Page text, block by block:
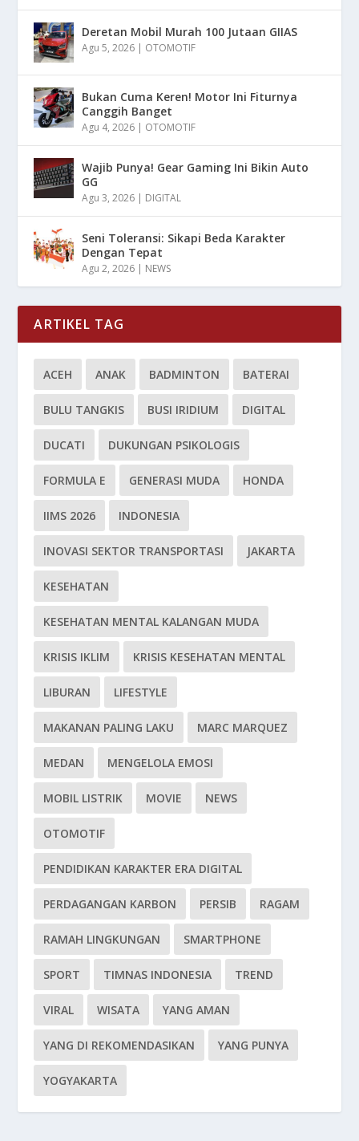
Deretan Mobil Murah 100 Jutaan GIIAS
Agu 5, 2026 | OTOMOTIF
Bukan Cuma Keren! Motor Ini Fiturnya
Canggih Banget
Agu 4, 2026 | OTOMOTIF
Wajib Punya! Gear Gaming Ini Bikin Auto
GG
Agu 3, 2026 | DIGITAL
Seni Toleransi: Sikapi Beda Karakter
Dengan Tepat
Agu 2, 2026 | NEWS
ARTIKEL TAG
ACEH ANAK BADMINTON BATERAI
BULU TANGKIS BUSI IRIDIUM DIGITAL
DUCATI DUKUNGAN PSIKOLOGIS
FORMULA E GENERASI MUDA HONDA
IIMS 2026 INDONESIA
INOVASI SEKTOR TRANSPORTASI JAKARTA
KESEHATAN
KESEHATAN MENTAL KALANGAN MUDA
KRISIS IKLIM KRISIS KESEHATAN MENTAL
LIBURAN LIFESTYLE
MAKANAN PALING LAKU MARC MARQUEZ
MEDAN MENGELOLA EMOSI
MOBIL LISTRIK MOVIE NEWS
OTOMOTIF
PENDIDIKAN KARAKTER ERA DIGITAL
PERDAGANGAN KARBON PERSIB RAGAM
RAMAH LINGKUNGAN SMARTPHONE
SPORT TIMNAS INDONESIA TREND
VIRAL WISATA YANG AMAN
YANG DI REKOMENDASIKAN YANG PUNYA
YOGYAKARTA